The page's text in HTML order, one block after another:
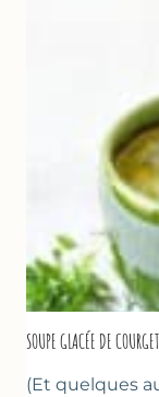
SOUPE GLACÉE DE
(Et quelques